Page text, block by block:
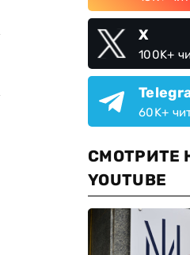
X
100K+
60K+
СМОТРИТЕ
YOUTUBE